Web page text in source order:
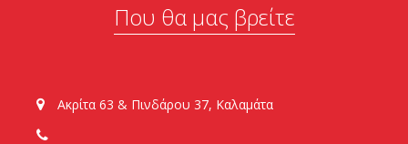
Που θα μας βρείτε
Ακρίτα 63 & Πινδάρου 37, Καλαμάτα